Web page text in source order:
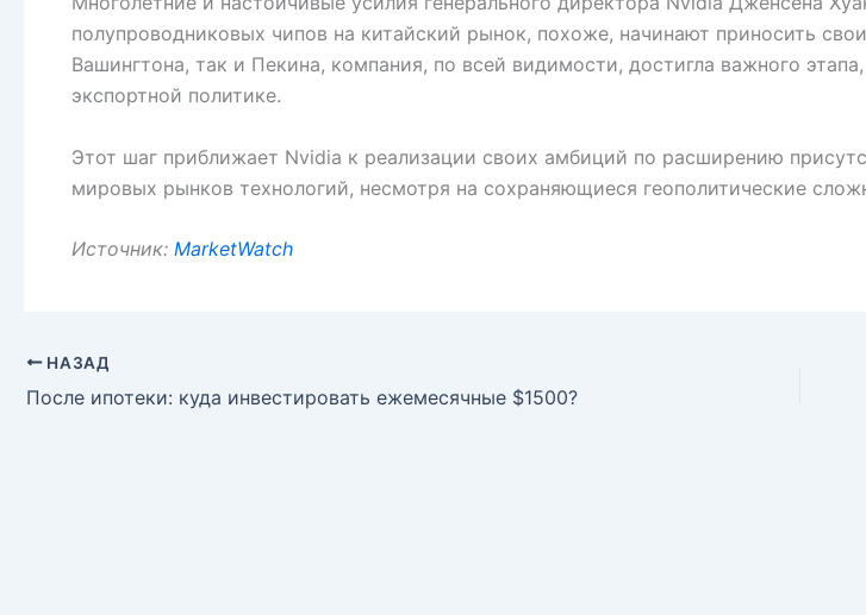
полупроводниковых чипов на китайский рынок, похоже, начинают приносить
Вашингтона, так и Пекина, компания, по всей видимости, достигла важного
экспортной политике.
Этот шаг приближает Nvidia к реализации своих амбиций по расширению
мировых рынков технологий, несмотря на сохраняющиеся геополитические
Источник: MarketWatch
НАЗАД
После ипотеки: куда инвестировать ежемесячные $1500?